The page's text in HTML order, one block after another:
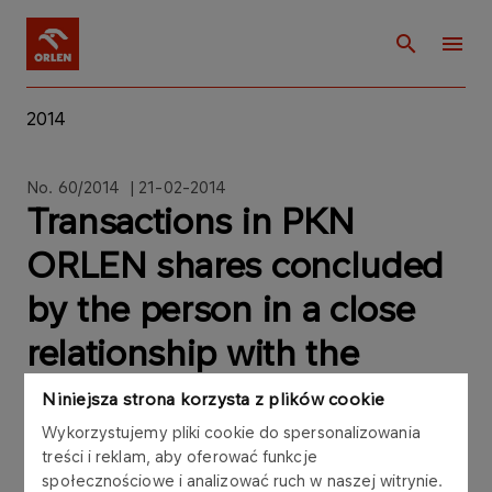
Niniejsza strona korzysta z plików cookie
Wykorzystujemy pliki cookie do spersonalizowania
treści i reklam, aby oferować funkcje
społecznościowe i analizować ruch w naszej witrynie.
2014
No. 60/2014 | 21-02-2014
Transactions in PKN
ORLEN shares concluded
by the person in a close
relationship with the
member of the PKN
ORLEN Supervisory Board